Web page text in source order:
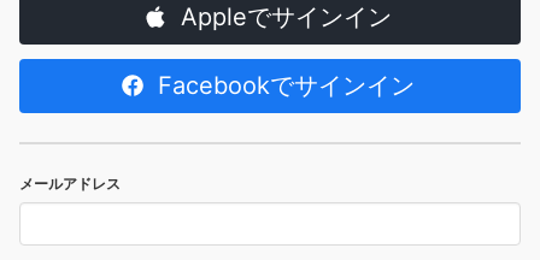
Appleでサインイン
Facebookでサインイン
メールアドレス